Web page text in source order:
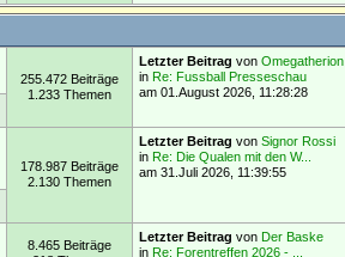
255.472 Beiträge
1.233 Themen
Letzter Beitrag vonOmegatherion
in Re: Fussball Presseschau
am 01.August 2026, 11:28:28
178.987 Beiträge
2.130 Themen
Letzter Beitrag vonSignor Rossi
in Re: Die Qualen mit den W...
am 31.Juli 2026, 11:39:55
8.465 Beiträge
Letzter Beitrag von Der Baske
in Re: Forentreffen 2026 - ...